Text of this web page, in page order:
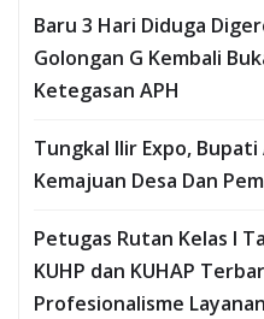
Baru 3 Hari Diduga
Golongan G Kembali
Ketegasan APH
Tungkal Ilir Expo,
Kemajuan Desa Dan
Petugas Rutan Kelas I
KUHP dan KUHAP
Profesionalisme Layanan